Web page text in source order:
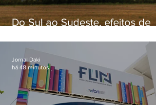
Do Sul ao Sudeste, efeitos de
apreensão na população
Jornal Daki
há 48 minutos